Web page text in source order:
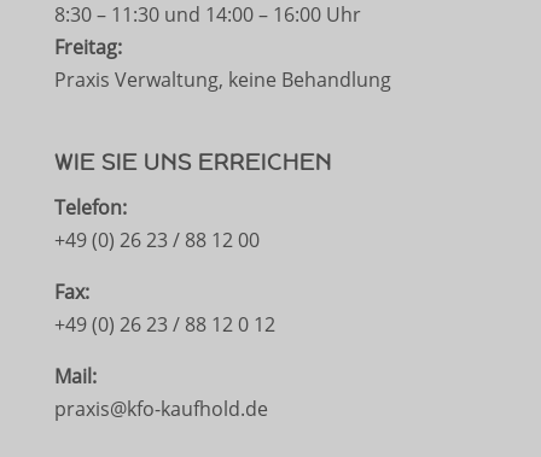
8:30 – 11:30 und 14:00 – 16:00 Uhr
Freitag:
Praxis Verwaltung, keine Behandlung
WIE SIE UNS ERREICHEN
Telefon:
+49 (0) 26 23 / 88 12 00
Fax:
+49 (0) 26 23 / 88 12 0 12
Mail:
praxis@kfo-kaufhold.de